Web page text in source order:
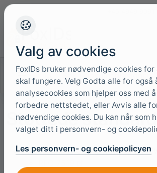
Søk i dokumentasjonen
Støttede
Alle tokens er JSON Web Token
Valg av cookies
FoxIDs bruker nødvendige cookies
skal fungere. Velg Godta alle for også
analysecookies som hjelper oss med
forbedre nettstedet, eller Avvis alle
nødvendige cookies. Du kan når som
valget ditt i personvern- og
Les personvern- og cookiepolicyen